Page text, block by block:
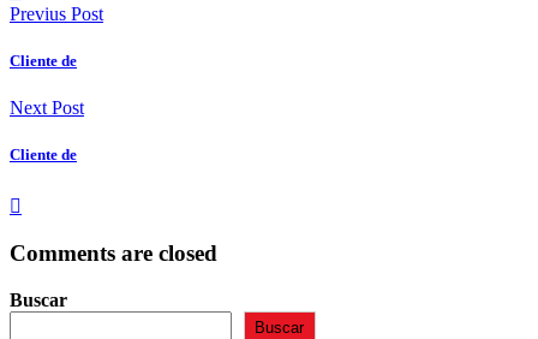
Previus Post
Cliente de
Next Post
Cliente de
Comments are closed
Buscar
Buscar